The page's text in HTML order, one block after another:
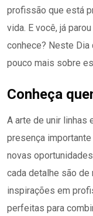
profissão que está
vida. E você, já
conhece? Neste Dia
pouco mais sobre
Conheça
A arte de unir linhas
presença
novas
cada detalhe são
inspirações em
perfeitas para